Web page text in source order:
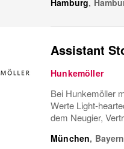
Hamburg,
Assistant
Hunkemöller
Bei Hunkemöller
Werte Light-
dem Neugier,
München, Bayern